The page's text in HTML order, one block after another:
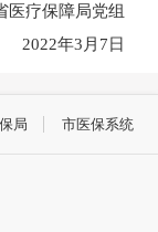
医疗保障局党组
2022年3月7日
局 市医保系统